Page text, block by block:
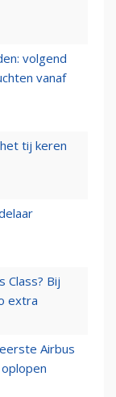
volgend
vanaf
tij keren
Class? Bij
extra
Airbus